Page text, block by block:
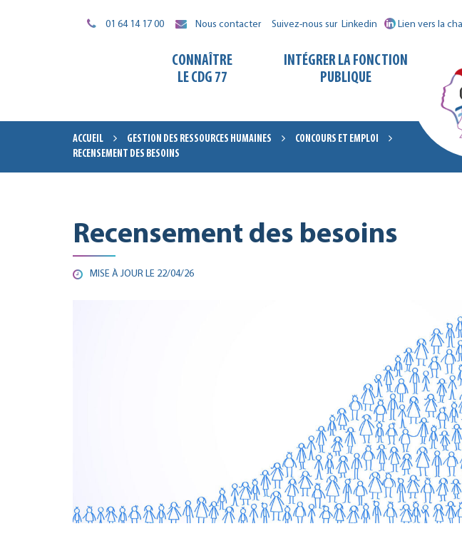
01 64 14 17 00 Nous contacter Suivez-nous sur Linkedin Lien vers la
CDG
77
CONNAÎTRE
LE CDG 77
INTÉGRER LA FONCTION
PUBLIQUE
ACCUEIL GESTION DES RESSOURCES HUMAINES
CONCOURS ET EMPLOI
RECENSEMENT DES BESOINS
Recensement des besoins
MISE À JOUR LE 22/04/26